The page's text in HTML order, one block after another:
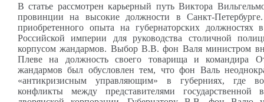
В статье рассмотрен карьерный путь Виктора
провинции на высокие должности в Санкт-
приобретенного опыта на губернаторских должностях
Российской империи для руководства столичной
корпусом жандармов. Выбор В.В. фон Валя министром
Плеве на должность своего товарища и командира
жандармов был обусловлен тем, что фон Валь
«антикризисным управляющим» в губерниях, где
конфликты между представителями государственной